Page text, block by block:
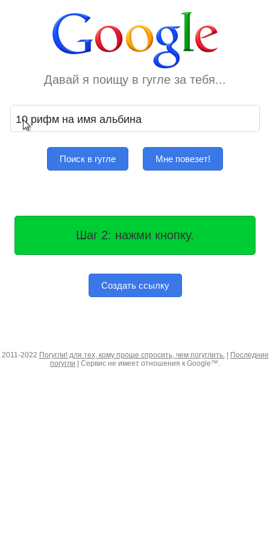
Давай я поищу в гугле за тебя...
Поиск в гугле Мне повезет!
Шаг 2: нажми кнопку.
Создать ссылку
2011-2022 Погугли! для тех, кому проще спросить, чем погуглить.|
Последние
погугли | Сервис не имеет отношения к Google™.